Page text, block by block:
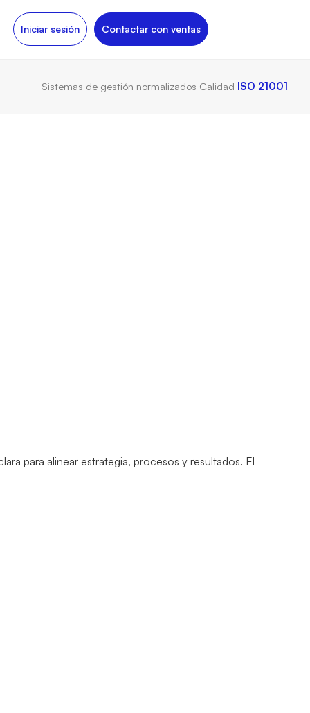
Iniciar sesión Contactar con ventas
Sistemas de gestión normalizados Calidad ISO 21001
para alinear estrategia, procesos y resultados. El